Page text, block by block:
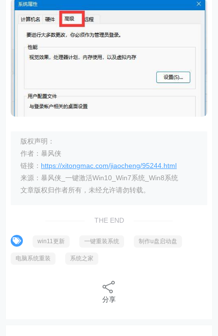
版权声明：
作者：暴风侠
链接： https://xitongmac.com/jiaocheng/95244.html
来源：暴风侠_一键激活Win10_Win7系统_Win8系统
文章版权归作者所有，未经允许请勿转载。
THE END
win11更新 一键重装系统 制作u盘启动盘
电脑系统重装 系统之家
分享